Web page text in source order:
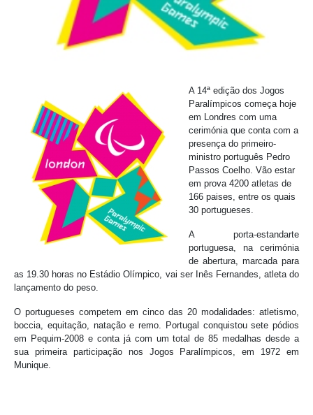
A 14ª edição dos Jogos
Paralímpicos começa hoje
em Londres com uma
cerimónia que conta com a
presença do primeiro-
ministro português Pedro
Passos Coelho. Vão estar
em prova 4200 atletas de
166 paises, entre os quais
30 portugueses.
A porta-estandarte
portuguesa, na cerimónia
de abertura, marcada para
as 19.30 horas no Estádio Olímpico, vai ser Inês Fernandes, atleta do
lançamento do peso.
O portugueses competem em cinco das 20 modalidades: atletismo,
boccia, equitação, natação e remo. Portugal conquistou sete pódios
em Pequim-2008 e conta já com um total de 85 medalhas desde a
sua primeira participação nos Jogos Paralímpicos, em 1972 em
Munique.